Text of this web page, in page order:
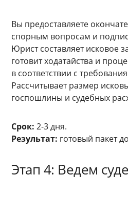
Вы предоставляете
спорным вопросам и
Юрист составляет исковое
готовит ходатайства и
в соответствии с
Рассчитывает размер
госпошлины и судебных
Срок: 2-3 дня.
Результат: готовый пакет
Этап 4: Ведем